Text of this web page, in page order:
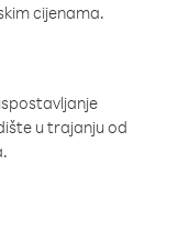
cijenama.
u trajanju od